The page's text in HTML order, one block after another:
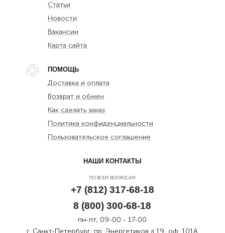
Статьи
Новости
Вакансии
Карта сайта
ПОМОЩЬ
Доставка и оплата
Возврат и обмен
Как сделать заказ
Политика конфиденциальности
Пользовательское соглашение
НАШИ КОНТАКТЫ
ПО ВСЕМ ВОПРОСАМ
+7 (812) 317-68-18
8 (800) 300-68-18
пн-пт, 09-00 - 17-00